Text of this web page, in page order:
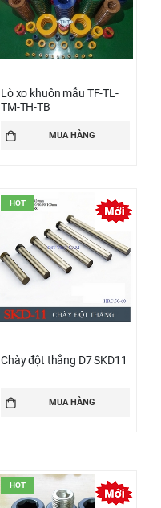
Lò xo khuôn mẫu TF-TL-
TM-TH-TB
MUA HÀNG
HOT
Chày đột thẳng D7 SKD11
MUA HÀNG
HOT